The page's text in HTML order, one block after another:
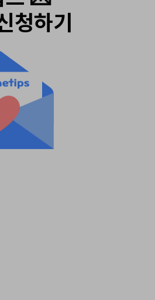
청하기